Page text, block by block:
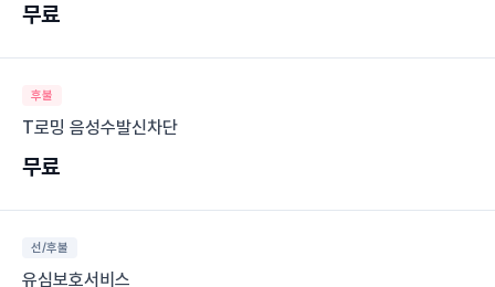
무료
후불
T로밍 음성수발신차단
무료
선/후불
유심보호서비스